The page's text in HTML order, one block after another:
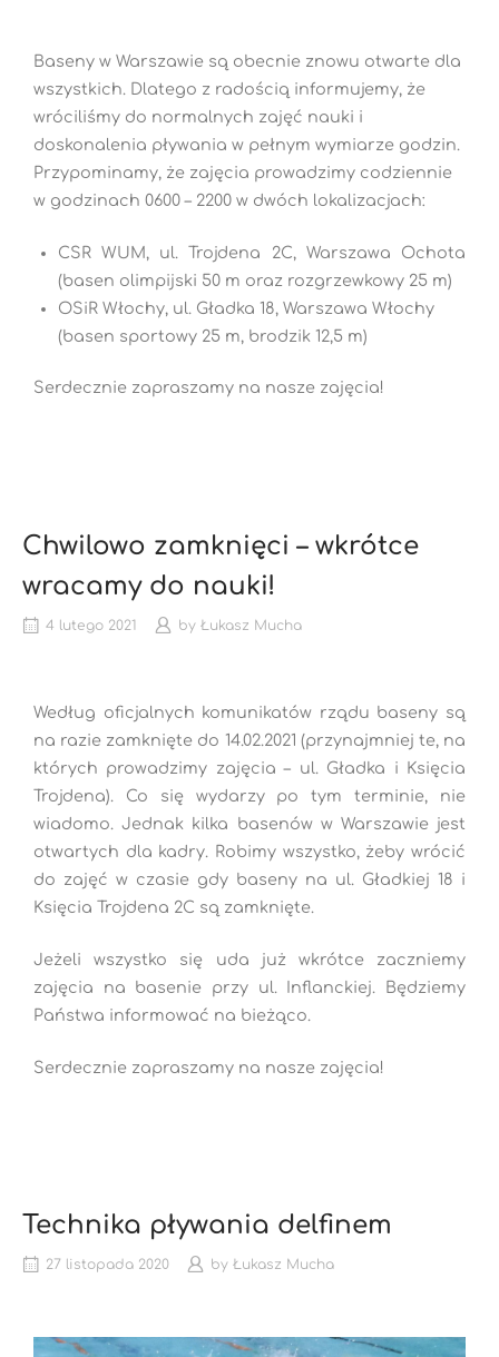
Baseny w Warszawie są obecnie znowu otwarte dla
wszystkich. Dlatego z radością informujemy, że
wróciliśmy do normalnych zajęć nauki i
doskonalenia pływania w pełnym wymiarze godzin.
Przypominamy, że zajęcia prowadzimy codziennie
w godzinach 0600 – 2200 w dwóch lokalizacjach:
CSR WUM, ul. Trojdena 2C, Warszawa Ochota
(basen olimpijski 50 m oraz rozgrzewkowy 25 m)
OSiR Włochy, ul. Gładka 18, Warszawa Włochy
(basen sportowy 25 m, brodzik 12,5 m)
Serdecznie zapraszamy na nasze zajęcia!
Chwilowo zamknięci – wkrótce
wracamy do nauki!
4 lutego 2021 by Łukasz Mucha
Według oficjalnych komunikatów rządu baseny są
na razie zamknięte do 14.02.2021 (przynajmniej te, na
których prowadzimy zajęcia – ul. Gładka i Księcia
Trojdena). Co się wydarzy po tym terminie, nie
wiadomo. Jednak kilka basenów w Warszawie jest
otwartych dla kadry. Robimy wszystko, żeby wrócić
do zajęć w czasie gdy baseny na ul. Gładkiej 18 i
Księcia Trojdena 2C są zamknięte.
Jeżeli wszystko się uda już wkrótce zaczniemy
zajęcia na basenie przy ul. Inflanckiej. Będziemy
Państwa informować na bieżąco.
Serdecznie zapraszamy na nasze zajęcia!
Technika pływania delfinem
27 listopada 2020 by Łukasz Mucha